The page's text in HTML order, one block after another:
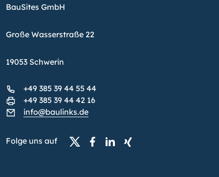
BauSites GmbH
Große Wasserstraße 22
19053 Schwerin
+49 385 39 44 55 44
+49 385 39 44 42 16
info@baulinks.de
Folge uns auf